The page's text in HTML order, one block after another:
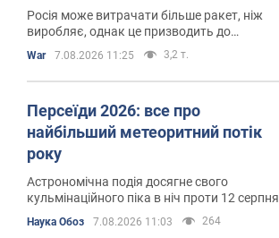
Росія може витрачати більше ракет, ніж
виробляє, однак це призводить до
швидкого виснаження запасів
War 7.08.2026 11:25 3,2 т.
Персеїди 2026: все про
найбільший метеоритний потік
року
Астрономічна подія досягне свого
кульмінаційного піка в ніч проти 12 серпня
Наука Обоз 7.08.2026 11:03 264